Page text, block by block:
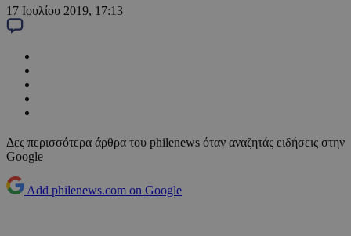
17 Ιουλίου 2019, 17:13
Δες περισσότερα άρθρα του philenews όταν αναζητάς ειδήσεις στην
Google
Add philenews.com on Google